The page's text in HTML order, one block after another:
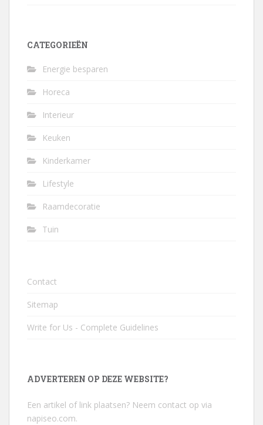
CATEGORIEËN
Energie besparen
Horeca
Interieur
Keuken
Kinderkamer
Lifestyle
Raamdecoratie
Tuin
Contact
Sitemap
Write for Us - Complete Guidelines
ADVERTEREN OP DEZE WEBSITE?
Een artikel of link plaatsen? Neem contact op via
napiseo.com.